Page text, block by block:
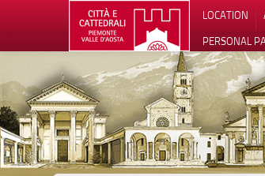
LOCATION
PERSONAL